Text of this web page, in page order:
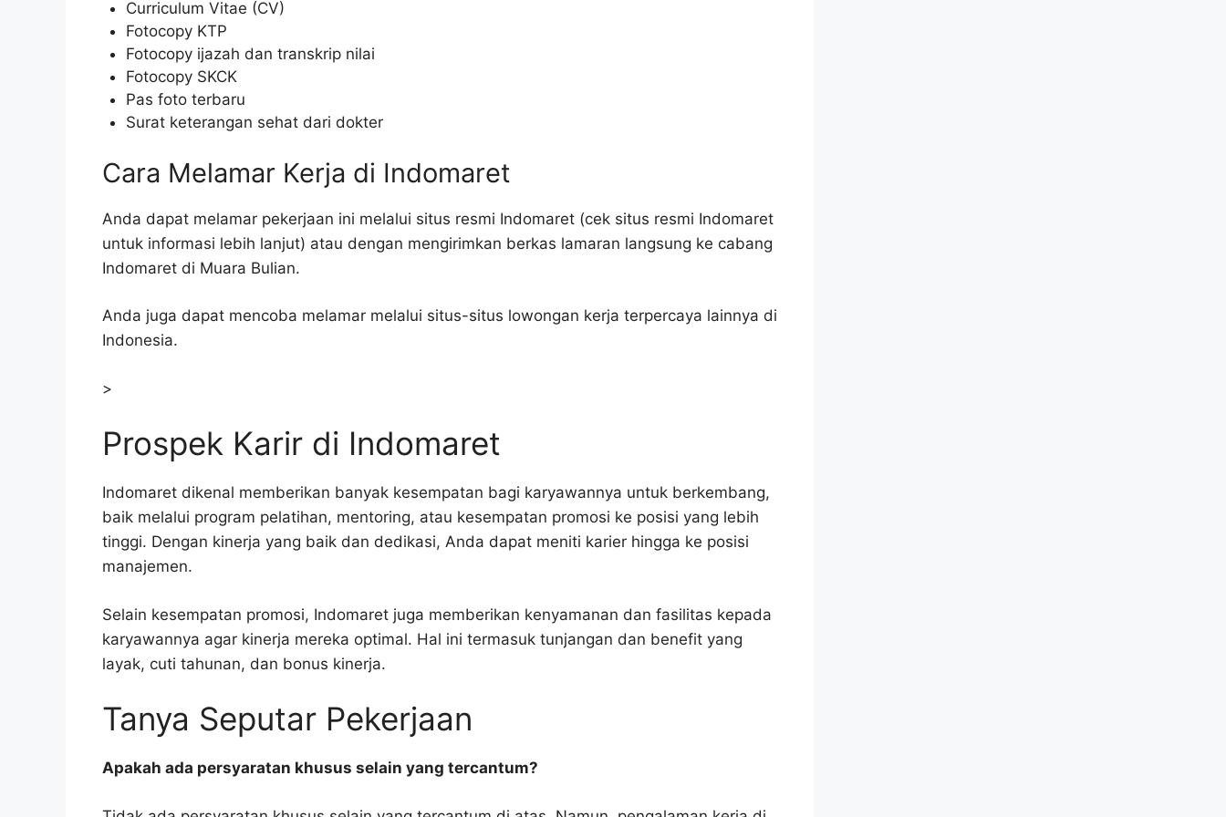
Curriculum Vitae (CV)
Fotocopy KTP
Fotocopy ijazah dan transkrip nilai
Fotocopy SKCK
Pas foto terbaru
Surat keterangan sehat dari dokter
Cara Melamar Kerja di Indomaret
Anda dapat melamar pekerjaan ini melalui situs resmi Indomaret (cek situs resmi Indomaret
untuk informasi lebih lanjut) atau dengan mengirimkan berkas lamaran langsung ke cabang
Indomaret di Muara Bulian.
Anda juga dapat mencoba melamar melalui situs-situs lowongan kerja terpercaya lainnya di
Indonesia.
>
Prospek Karir di Indomaret
Indomaret dikenal memberikan banyak kesempatan bagi karyawannya untuk berkembang,
baik melalui program pelatihan, mentoring, atau kesempatan promosi ke posisi yang lebih
tinggi. Dengan kinerja yang baik dan dedikasi, Anda dapat meniti karier hingga ke posisi
manajemen.
Selain kesempatan promosi, Indomaret juga memberikan kenyamanan dan fasilitas kepada
karyawannya agar kinerja mereka optimal. Hal ini termasuk tunjangan dan benefit yang
layak, cuti tahunan, dan bonus kinerja.
Tanya Seputar Pekerjaan
Apakah ada persyaratan khusus selain yang tercantum?